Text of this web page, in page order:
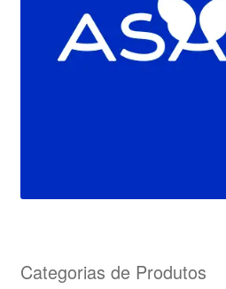
Categorias de Produtos